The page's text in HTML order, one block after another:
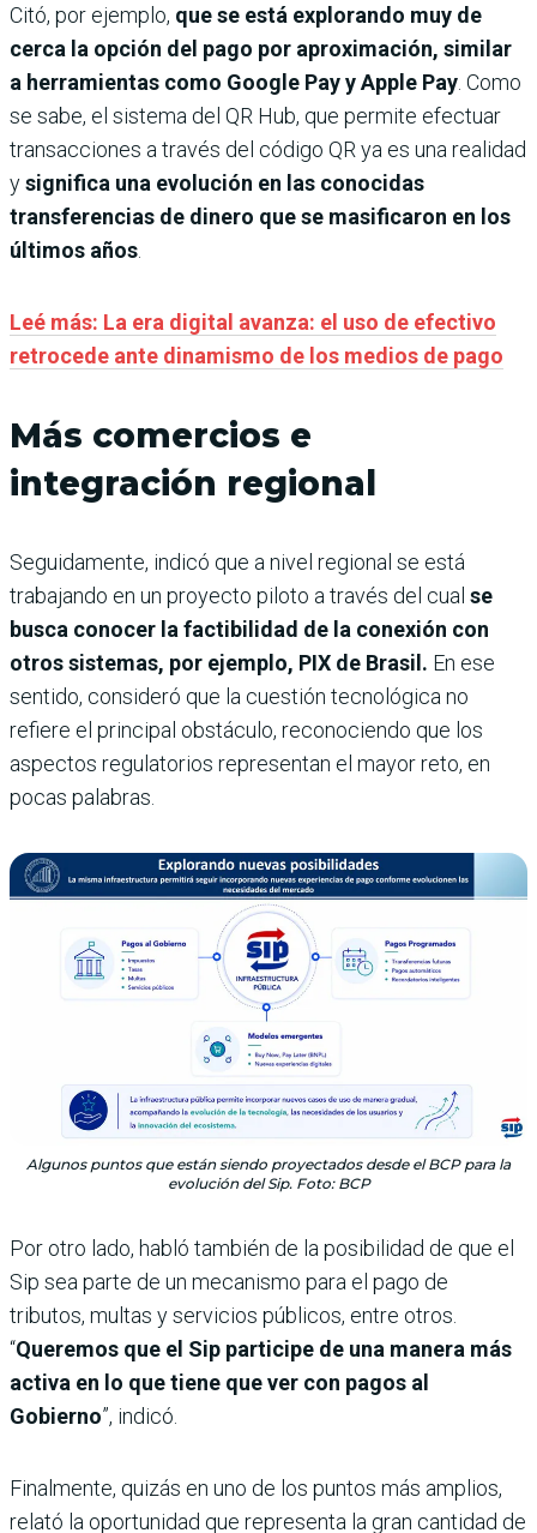
Citó, por ejemplo, que se está explorando muy de
cerca la opción del pago por aproximación, similar
a herramientas como Google Pay y Apple Pay . Como
se sabe, el sistema del QR Hub, que permite efectuar
transacciones a través del código QR ya es una realidad
ysignifica una evolución en las conocidas
transferencias de dinero que se masificaron en los
últimos años
Leé más: La era digital avanza: el uso de efectivo
retrocede ante dinamismo de los medios de pago
Más comercios e
integración regional
Seguidamente, indicó que a nivel regional se está
trabajando en un proyecto piloto a través del cual se
busca conocer la factibilidad de la conexión con
otros sistemas, por ejemplo, PIX de Brasil. En ese
sentido, consideró que la cuestión tecnológica no
refiere el principal obstáculo, reconociendo que los
aspectos regulatorios representan el mayor reto, en
pocas palabras.
Algunos puntos que están siendo proyectados desde el BCP para la
evolución del Sip. Foto: BCP
Por otro lado, habló también de la posibilidad de que el
Sip sea parte de un mecanismo para el pago de
tributos, multas y servicios públicos, entre otros.
“Queremos que el Sip participe de una manera más
activa en lo que tiene que ver con pagos al
Gobierno”, indicó.
Finalmente, quizás en uno de los puntos más amplios,
relató la oportunidad que representa la gran cantidad de